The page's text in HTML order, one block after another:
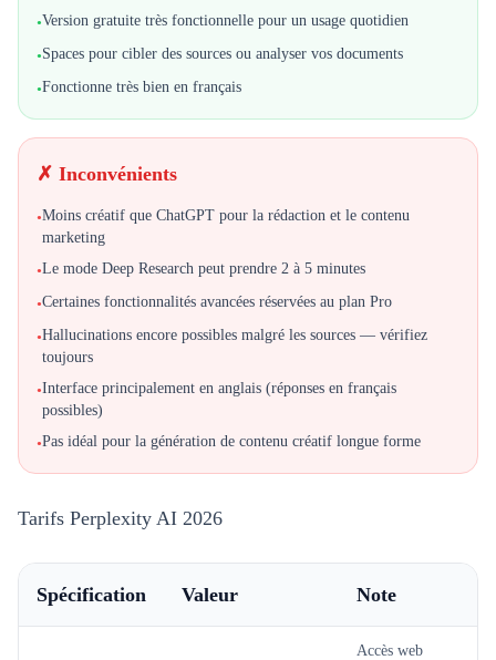
•Version gratuite très fonctionnelle pour un usage quotidien
•Spaces pour cibler des sources ou analyser vos documents
•Fonctionne très bien en français
✗ Inconvénients
•Moins créatif que ChatGPT pour la rédaction et le contenu
marketing
•Le mode Deep Research peut prendre 2 à 5 minutes
•Certaines fonctionnalités avancées réservées au plan Pro
•Hallucinations encore possibles malgré les sources — vérifiez
toujours
•Interface principalement en anglais (réponses en français
possibles)
•Pas idéal pour la génération de contenu créatif longue forme
Tarifs Perplexity AI 2026
Spécification Valeur Note
Accès web